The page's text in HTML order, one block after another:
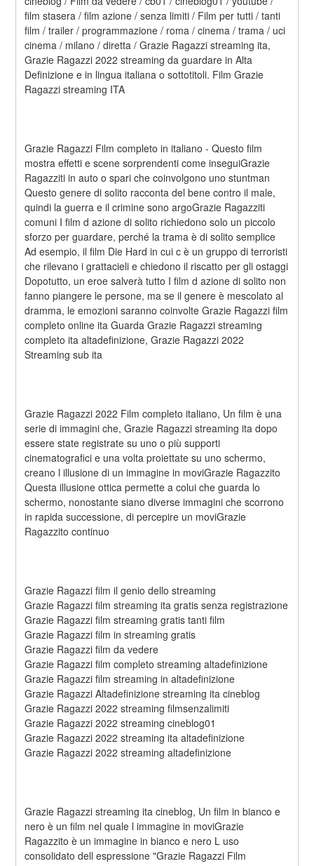
film stasera / film azione / senza limiti / Film per tutti / tanti
film / trailer / programmazione / roma / cinema / trama / uci
cinema / milano / diretta / Grazie Ragazzi streaming ita,
Grazie Ragazzi 2022 streaming da guardare in Alta
Definizione e in lingua italiana o sottotitoli. Film Grazie
Ragazzi streaming ITA
Grazie Ragazzi Film completo in italiano - Questo film
mostra effetti e scene sorprendenti come inseguiGrazie
Ragazziti in auto o spari che coinvolgono uno stuntman
Questo genere di solito racconta del bene contro il male,
quindi la guerra e il crimine sono argoGrazie Ragazziti
comuni I film d azione di solito richiedono solo un piccolo
sforzo per guardare, perché la trama è di solito semplice
Ad esempio, il film Die Hard in cui c è un gruppo di terroristi
che rilevano i grattacieli e chiedono il riscatto per gli ostaggi
Dopotutto, un eroe salverà tutto I film d azione di solito non
fanno piangere le persone, ma se il genere è mescolato al
dramma, le emozioni saranno coinvolte Grazie Ragazzi film
completo online ita Guarda Grazie Ragazzi streaming
completo ita altadefinizione, Grazie Ragazzi 2022
Streaming sub ita
Grazie Ragazzi 2022 Film completo italiano, Un film è una
serie di immagini che, Grazie Ragazzi streaming ita dopo
essere state registrate su uno o più supporti
cinematografici e una volta proiettate su uno schermo,
creano l illusione di un immagine in moviGrazie Ragazzito
Questa illusione ottica permette a colui che guarda lo
schermo, nonostante siano diverse immagini che scorrono
in rapida successione, di percepire un moviGrazie
Ragazzito continuo
Grazie Ragazzi film il genio dello streaming
Grazie Ragazzi film streaming ita gratis senza registrazione
Grazie Ragazzi film streaming gratis tanti film
Grazie Ragazzi film in streaming gratis
Grazie Ragazzi film da vedere
Grazie Ragazzi film completo streaming altadefinizione
Grazie Ragazzi film streaming in altadefinizione
Grazie Ragazzi Altadefinizione streaming ita cineblog
Grazie Ragazzi 2022 streaming filmsenzalimiti
Grazie Ragazzi 2022 streaming cineblog01
Grazie Ragazzi 2022 streaming ita altadefinizione
Grazie Ragazzi 2022 streaming altadefinizione
Grazie Ragazzi streaming ita cineblog, Un film in bianco e
nero è un film nel quale l immagine in moviGrazie
Ragazzito è un immagine in bianco e nero L uso
consolidato dell espressione "Grazie Ragazzi Film